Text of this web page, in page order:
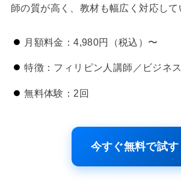
師の質が高く、教材も幅広く対応して
月額料金：4,980円（税込）〜
特徴：フィリピン人講師／ビジネ
無料体験：2回
今すぐ無料で試す